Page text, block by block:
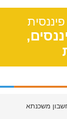
משכנתא